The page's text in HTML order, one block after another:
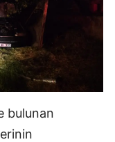
İstanbul
İzmir
Kars
Kastamonu
Kayseri
bulunan